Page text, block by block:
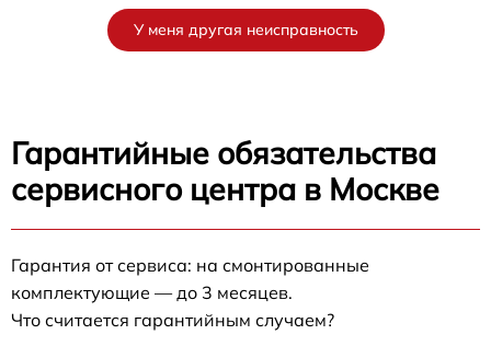
У меня другая неисправность
Гарантийные обязательства
сервисного центра в Москве
Гарантия от сервиса: на смонтированные
комплектующие — до 3 месяцев.
Что считается гарантийным случаем?